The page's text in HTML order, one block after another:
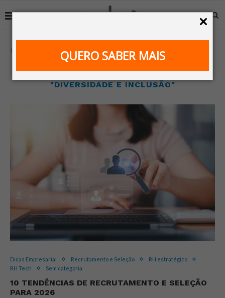
QUERO SABER MAIS
Home Procurar
"DIVERSIDADE E INCLUSÃO"
Dicas Empresarial Recrutamento e Seleção
RH estratégico
RH Tech
Sem categoria
10 TENDÊNCIAS DE RECRUTAMENTO E SELEÇÃO
PARA 2026